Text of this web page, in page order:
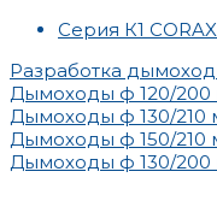
Серия К1
Разработка
Дымоходы ф 120/200
Дымоходы ф 130/210
Дымоходы ф 150/210
Дымоходы ф 130/200